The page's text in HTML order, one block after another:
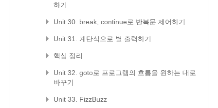
하기
Unit 30. break, continue로 반복문 제어하기
Unit 31. 계단식으로 별 출력하기
핵심 정리
Unit 32. goto로 프로그램의 흐름을 원하는 대로
바꾸기
Unit 33. FizzBuzz